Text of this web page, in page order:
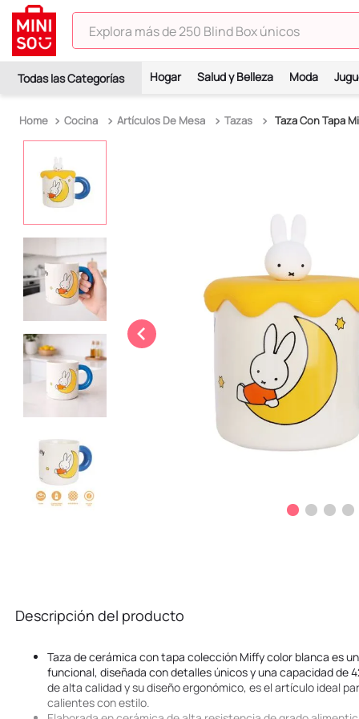
Explora más de 250 Blind Box únicos
Hogar Salud y Belleza Moda
Cocina Artículos De Mesa Tazas Taza Con Tapa
Descripción del producto
Taza de cerámica con tapa colección Miffy color blanca es
funcional, diseñada con detalles únicos y una capacidad de
de alta calidad y su diseño ergonómico, es el artículo ideal
calientes con estilo.
TÉRMINOS MÁS BUSCADOS
2.
spiderman
10. chiikawas